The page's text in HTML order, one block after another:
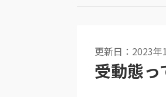
更新日：2023年
受動態っ